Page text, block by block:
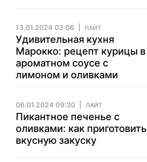
13.01.2024 03:06 ЛАЙТ
Удивительная кухня
Марокко: рецепт курицы в
ароматном соусе с
лимоном и оливками
06.01.2024 09:30 ЛАЙТ
Пикантное печенье с
оливками: как приготовить
вкусную закуску